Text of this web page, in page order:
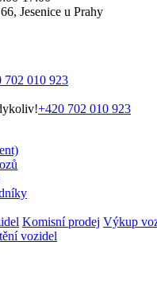
Jesenice u Prahy
702 010 923
+420 702 010 923
Komisní prodej Výkup
vozidel